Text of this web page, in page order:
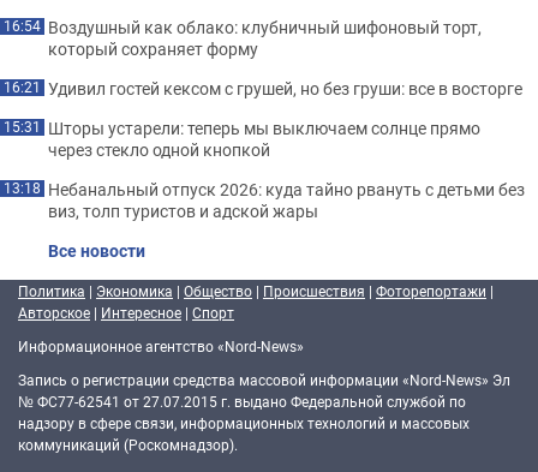
16:54 Воздушный как облако: клубничный шифоновый торт,
который сохраняет форму
16:21 Удивил гостей кексом с грушей, но без груши: все в восторге
15:31 Шторы устарели: теперь мы выключаем солнце прямо
через стекло одной кнопкой
13:18 Небанальный отпуск 2026: куда тайно рвануть с детьми без
виз, толп туристов и адской жары
Все новости
Политика | Экономика | Общество | Происшествия | Фоторепортажи |
Авторское | Интересное | Спорт
Информационное агентство «Nord-News»
Запись о регистрации средства массовой информации «Nord-News» Эл
№ ФС77-62541 от 27.07.2015 г. выдано Федеральной службой по
надзору в сфере связи, информационных технологий и массовых
коммуникаций (Роскомнадзор).